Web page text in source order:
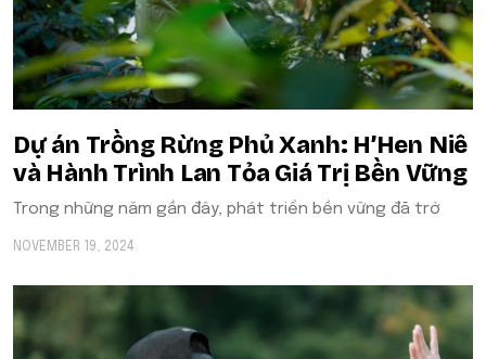
Dự án Trồng Rừng Phủ Xanh: H’Hen Niê
và Hành Trình Lan Tỏa Giá Trị Bền Vững
Trong những năm gần đây, phát triển bền vững đã trở
NOVEMBER 19, 2024